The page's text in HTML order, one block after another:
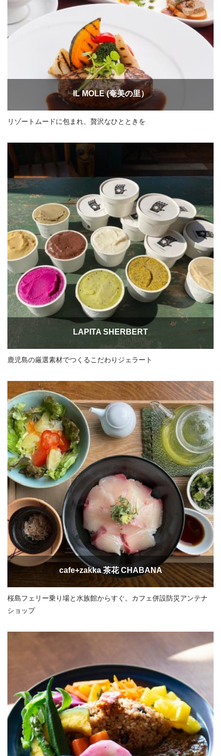
IL MOLE (奄美の里）
リゾートムードに包まれ、贅沢なひとときを
LAPITA SHERBERT
鹿児島の厳選素材でつくるこだわりジェラート
cafe+zakka 茶花 CHABANA
桜島フェリー乗り場と水族館からすぐ。カフェ併設防災アンテナ
ショップ